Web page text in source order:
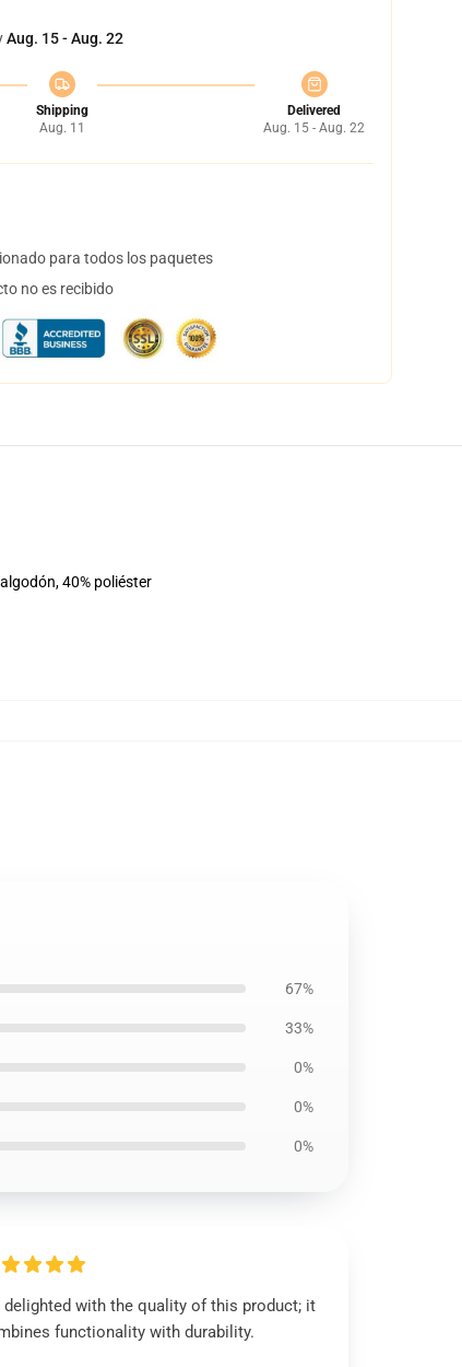
Aug. 15 - Aug. 22
Shipping
Aug. 11
Delivered
Aug. 15 - Aug. 22
para todos los paquetes
no es recibido
40% poliéster
67%
33%
0%
0%
0%
delighted with the quality of this product; it
functionality with durability.